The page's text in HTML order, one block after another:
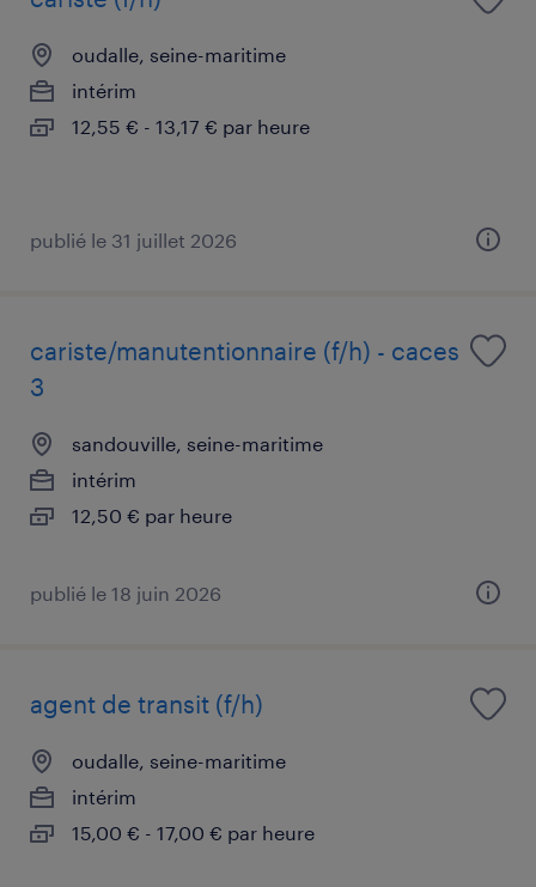
oudalle, seine-maritime
intérim
12,55 € - 13,17 € par heure
publié le 31 juillet 2026
cariste/manutentionnaire (f/h) - caces
3
sandouville, seine-maritime
intérim
12,50 € par heure
publié le 18 juin 2026
agent de transit (f/h)
oudalle, seine-maritime
intérim
15,00 € - 17,00 € par heure